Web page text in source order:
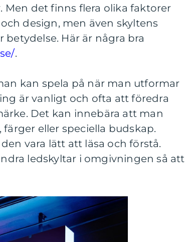
Men det finns flera olika faktorer
design, men även skyltens
Här är några bra
.
kan spela på när man utformar
är vanligt och ofta att föredra
Det kan innebära att man
eller speciella budskap.
vara lätt att läsa och förstå.
ledskyltar i omgivningen så att